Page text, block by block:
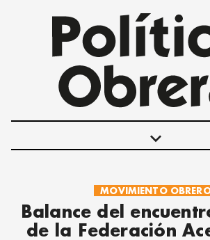
keyboard_arrow_down
POLÍTICAS
INTERNACIONALES
MOVIMIENTO
MOVIMIENTO
Balance del
de la Federación